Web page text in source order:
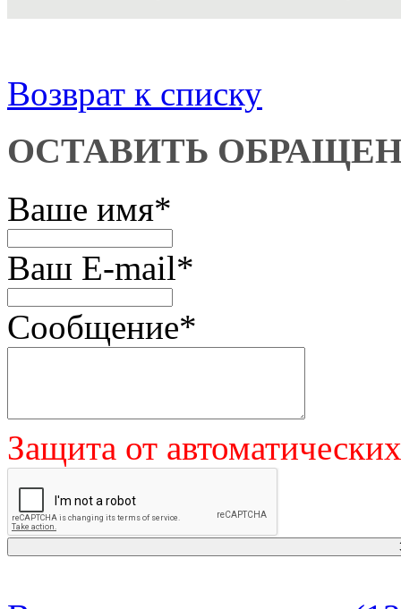
Возврат к списку
ОСТАВИТЬ
Ваше имя*
Ваш E-mail*
Сообщение*
Защита от